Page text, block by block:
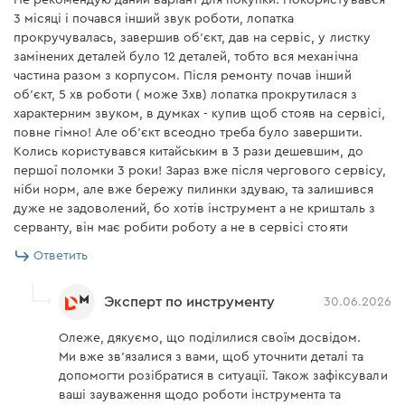
повреждениям в нештатной ситуации (падение
инструмента). Благодаря этому он также
сопротивляется нагрузкам, которые возникают при
силовом извлечении заклинившей в материале
оснастки.
Рельефная структура корпуса улучшает сцепление с
рукой и повышает сопротивление к истиранию и
царапинам.
Редуктор
закаленной стали. Узлы перфоратора рассчитаны с
двукратным запасом. Внутри редуктора находится
смазка, которая уменьшает нагрев инструмента во
уровень звуковой
мощности
99 дБ(А)
Значение вибрации ahHD
при сверлении бетона
14 м/с2
Значение вибрации ahCheq
при работе долотом
13,2 м/с2
Комплектация
Дополнительная рукоятка
(установлена на
инструменте)
есть
Ограничитель глубины
бурения
Перфоратор есть
3 місяці і почався інший звук роботи, лопатка
прокручувалась, завершив об'єкт, дав на сервіс, у листку
замінених деталей було 12 деталей, тобто вся механічна
частина разом з корпусом. Після ремонту почав інший
об'єкт, 5 хв роботи ( може 3хв) лопатка прокрутилася з
характерним звуком, в думках - купив щоб стояв на сервісі,
повне гімно! Але об'єкт всеодно треба було завершити.
Колись користувався китайським в 3 рази дешевшим, до
першої поломки 3 роки! Зараз вже після чергового сервісу,
ніби норм, але вже бережу пилинки здуваю, та залишився
дуже не задоволений, бо хотів інструмент а не кришталь з
серванту, він має робити роботу а не в сервісі стояти
Ответить
Эксперт по инструменту 30.06.2026
Олеже, дякуємо, що поділилися своїм досвідом.
Ми вже зв’язалися з вами, щоб уточнити деталі та
допомогти розібратися в ситуації. Також зафіксували
ваші зауваження щодо роботи інструмента та